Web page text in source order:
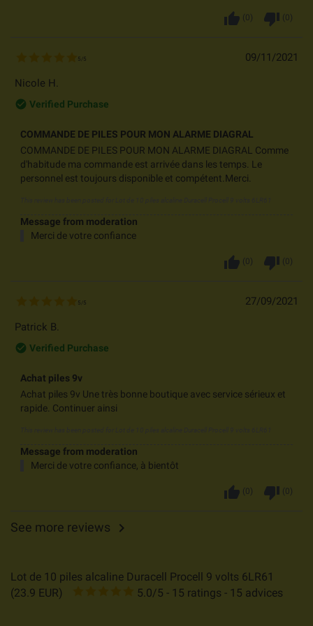
thumb_up (0 ) thumb_down (0 )
5 5 09/11/2021
Nicole H.
check_circle_outline
Verified Purchase
COMMANDE DE PILES POUR MON ALARME DIAGRAL
COMMANDE DE PILES POUR MON ALARME DIAGRAL Comme
d'habitude ma commande est arrivée dans les temps. Le
personnel est toujours disponible et compétent.Merci.
Message from moderation
Merci de votre confiance
thumb_up (0 ) thumb_down (0 )
5 5 27/09/2021
Patrick B.
check_circle_outline
Verified Purchase
Achat piles 9v
Achat piles 9v Une très bonne boutique avec service sérieux et
rapide. Continuer ainsi
Message from moderation
Merci de votre confiance, à bientôt
thumb_up (0 ) thumb_down (0 )
See more reviews 
Lot de 10 piles alcaline Duracell Procell 9 volts 6LR61
(23.9 EUR) 5.0/5 - 15 ratings - 15 advices